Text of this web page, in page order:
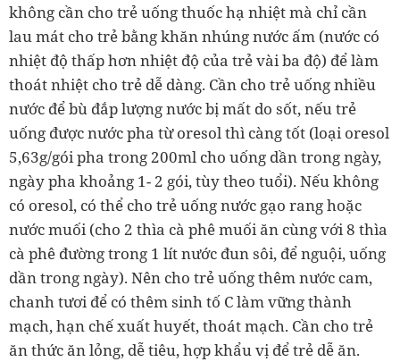
không cần cho trẻ uống thuốc hạ nhiệt mà chỉ cần
lau mát cho trẻ bằng khăn nhúng nước ấm (nước có
nhiệt độ thấp hơn nhiệt độ của trẻ vài ba độ) để làm
thoát nhiệt cho trẻ dễ dàng. Cần cho trẻ uống nhiều
nước để bù đắp lượng nước bị mất do sốt, nếu trẻ
uống được nước pha từ oresol thì càng tốt (loại oresol
5,63g/gói pha trong 200ml cho uống dần trong ngày,
ngày pha khoảng 1- 2 gói, tùy theo tuổi). Nếu không
có oresol, có thể cho trẻ uống nước gạo rang hoặc
nước muối (cho 2 thìa cà phê muối ăn cùng với 8 thìa
cà phê đường trong 1 lít nước đun sôi, để nguội, uống
dần trong ngày). Nên cho trẻ uống thêm nước cam,
chanh tươi để có thêm sinh tố C làm vững thành
mạch, hạn chế xuất huyết, thoát mạch. Cần cho trẻ
ăn thức ăn lỏng, dễ tiêu, hợp khẩu vị để trẻ dễ ăn.